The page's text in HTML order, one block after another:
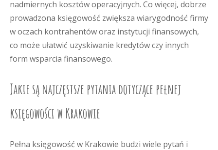
nadmiernych kosztów operacyjnych. Co więcej, dobrze
prowadzona księgowość zwiększa wiarygodność firmy
w oczach kontrahentów oraz instytucji finansowych,
co może ułatwić uzyskiwanie kredytów czy innych
form wsparcia finansowego.
Jakie są najczęstsze pytania dotyczące pełnej
księgowości w Krakowie
Pełna księgowość w Krakowie budzi wiele pytań i